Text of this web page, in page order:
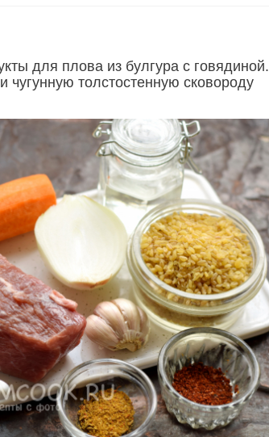
для плова из булгура с говядиной.
чугунную толстостенную сковороду